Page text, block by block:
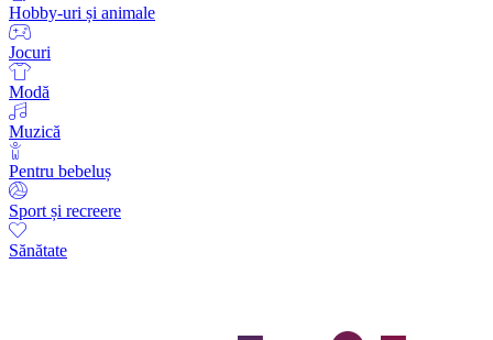
Hobby-uri și animale
Jocuri
Modă
Muzică
Pentru bebeluș
Sport și recreere
Sănătate